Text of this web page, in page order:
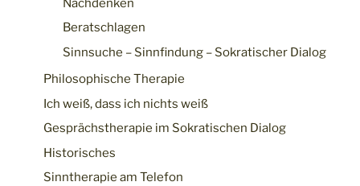
Nachdenken
Beratschlagen
Sinnsuche – Sinnfindung – Sokratischer Dialog
Philosophische Therapie
Ich weiß, dass ich nichts weiß
Gesprächstherapie im Sokratischen Dialog
Historisches
Sinntherapie am Telefon